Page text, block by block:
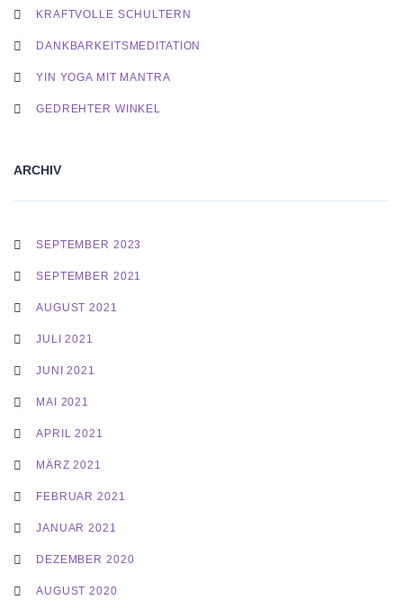
KRAFTVOLLE SCHULTERN
DANKBARKEITSMEDITATION
YIN YOGA MIT MANTRA
GEDREHTER WINKEL
ARCHIV
SEPTEMBER 2023
SEPTEMBER 2021
AUGUST 2021
JULI 2021
JUNI 2021
MAI 2021
APRIL 2021
MÄRZ 2021
FEBRUAR 2021
JANUAR 2021
DEZEMBER 2020
AUGUST 2020